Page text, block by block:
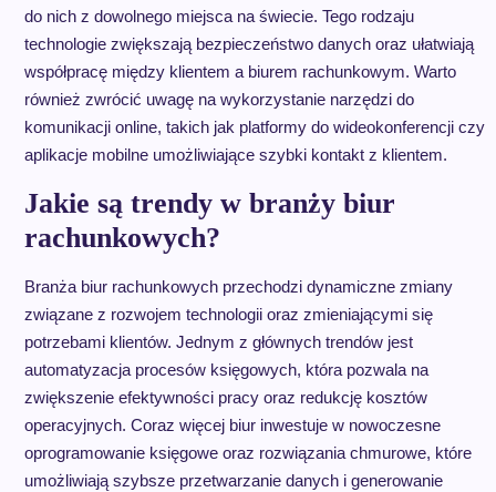
do nich z dowolnego miejsca na świecie. Tego rodzaju
technologie zwiększają bezpieczeństwo danych oraz ułatwiają
współpracę między klientem a biurem rachunkowym. Warto
również zwrócić uwagę na wykorzystanie narzędzi do
komunikacji online, takich jak platformy do wideokonferencji czy
aplikacje mobilne umożliwiające szybki kontakt z klientem.
Jakie są trendy w branży biur
rachunkowych?
Branża biur rachunkowych przechodzi dynamiczne zmiany
związane z rozwojem technologii oraz zmieniającymi się
potrzebami klientów. Jednym z głównych trendów jest
automatyzacja procesów księgowych, która pozwala na
zwiększenie efektywności pracy oraz redukcję kosztów
operacyjnych. Coraz więcej biur inwestuje w nowoczesne
oprogramowanie księgowe oraz rozwiązania chmurowe, które
umożliwiają szybsze przetwarzanie danych i generowanie